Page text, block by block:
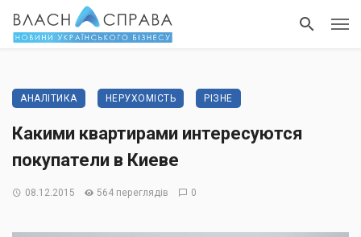
АНАЛІТИКА НЕРУХОМІСТЬ РІЗНЕ
Какими квартирами интересуются
покупатели в Киеве
08.12.2015 564 переглядів 0